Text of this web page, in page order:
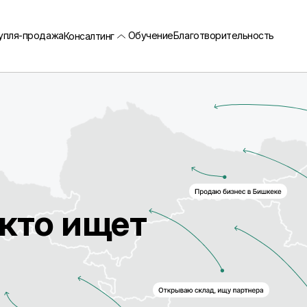
продажаКонсалтинг ОбучениеБлаготворительность
ищет